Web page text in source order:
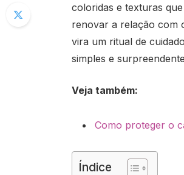
coloridas e texturas
renovar a relação com
vira um ritual de
simples e
Veja também:
Como proteger o
Índice